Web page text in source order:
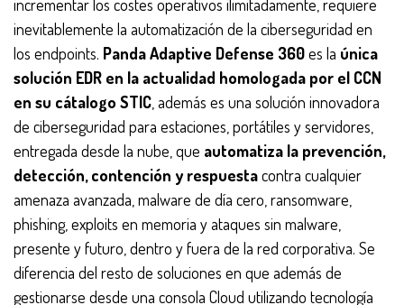
incrementar los costes operativos ilimitadamente, requiere
inevitablemente la automatización de la ciberseguridad en
los endpoints. Panda Adaptive Defense 360es la única
solución EDR en la actualidad homologada por el CCN
en su cátalogo STIC , además es una solución innovadora
de ciberseguridad para estaciones, portátiles y servidores,
entregada desde la nube, que automatiza la prevención,
detección, contención y respuestacontra cualquier
amenaza avanzada, malware de día cero, ransomware,
phishing, exploits en memoria y ataques sin malware,
presente y futuro, dentro y fuera de la red corporativa. Se
diferencia del resto de soluciones en que además de
gestionarse desde una consola Cloud utilizando tecnología